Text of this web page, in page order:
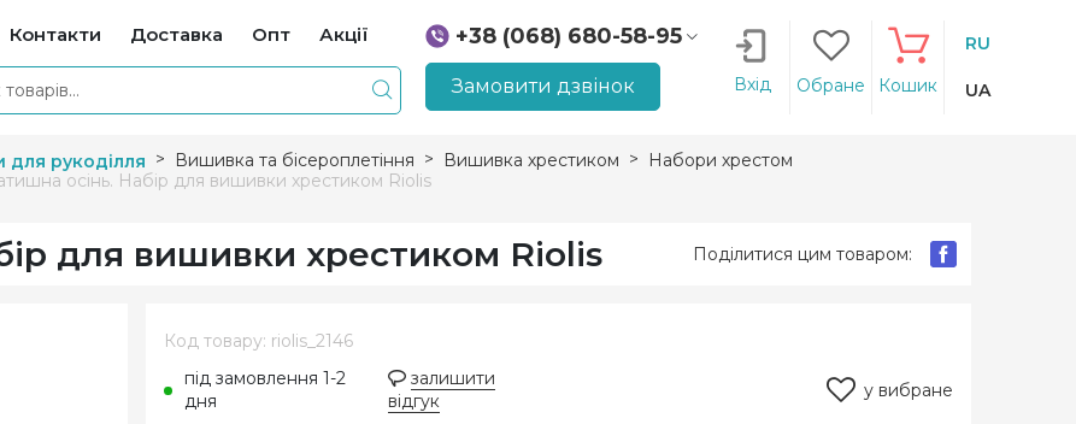
Контакти Доставка Опт Акції
+38 (068) 680-58-95
+38 (066) 207-14-90
Замовити дзвінок Вхід Обране Кошик
RU
UA
для рукоділля Вишивка та бісероплетіння Вишивка хрестиком
Набори хрестом
осінь. Набір для вишивки хрестиком Riolis
для вишивки хрестиком Riolis Поділитися цим товаром:
Код товару: riolis_2146
під замовлення 1-2
дня
залишити
відгук
у вибране